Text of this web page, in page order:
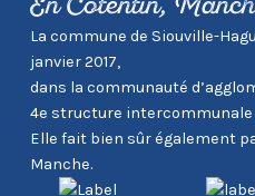
La commune de Siouville-
janvier 2017,
dans la communauté
4e structure intercommunale
Elle fait bien sûr également
Manche.